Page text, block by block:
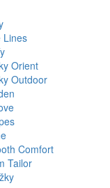
Lines
Orient
Outdoor
Comfort
Tailor